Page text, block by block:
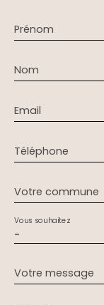
Prénom
Nom
Email
Téléphone
Votre commune
-
Vous souhaitez
Votre message